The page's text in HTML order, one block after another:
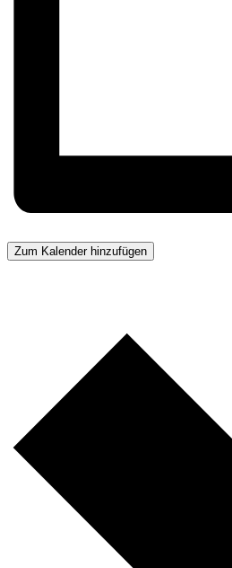
Zum Kalender hinzufügen